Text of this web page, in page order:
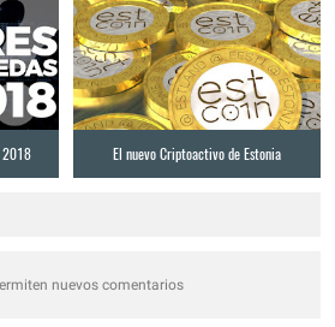
2018 El nuevo Criptoactivo de Estonia
nuevos comentarios